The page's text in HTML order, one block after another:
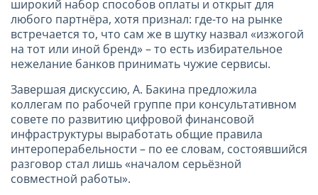
широкий набор способов оплаты и открыт для
любого партнёра, хотя признал: где-то на рынке
встречается то, что сам же в шутку назвал «изжогой
на тот или иной бренд» – то есть избирательное
нежелание банков принимать чужие сервисы.
Завершая дискуссию, А. Бакина предложила
коллегам по рабочей группе при консультативном
совете по развитию цифровой финансовой
инфраструктуры выработать общие правила
интероперабельности – по ее словам, состоявшийся
разговор стал лишь «началом серьёзной
совместной работы».